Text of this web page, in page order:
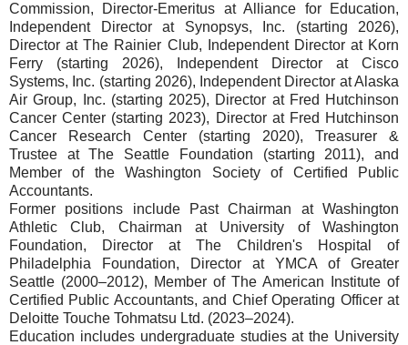
Commission, Director-Emeritus at Alliance for Education,
Independent Director at Synopsys, Inc. (starting 2026),
Director at The Rainier Club, Independent Director at Korn
Ferry (starting 2026), Independent Director at Cisco
Systems, Inc. (starting 2026), Independent Director at Alaska
Air Group, Inc. (starting 2025), Director at Fred Hutchinson
Cancer Center (starting 2023), Director at Fred Hutchinson
Cancer Research Center (starting 2020), Treasurer &
Trustee at The Seattle Foundation (starting 2011), and
Member of the Washington Society of Certified Public
Accountants.
Former positions include Past Chairman at Washington
Athletic Club, Chairman at University of Washington
Foundation, Director at The Children's Hospital of
Philadelphia Foundation, Director at YMCA of Greater
Seattle (2000–2012), Member of The American Institute of
Certified Public Accountants, and Chief Operating Officer at
Deloitte Touche Tohmatsu Ltd. (2023–2024).
Education includes undergraduate studies at the University